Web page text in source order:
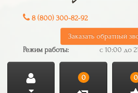
8 (800) 300-82-92
Заказать обратный
Режим работы: с 10:00 до
0 0